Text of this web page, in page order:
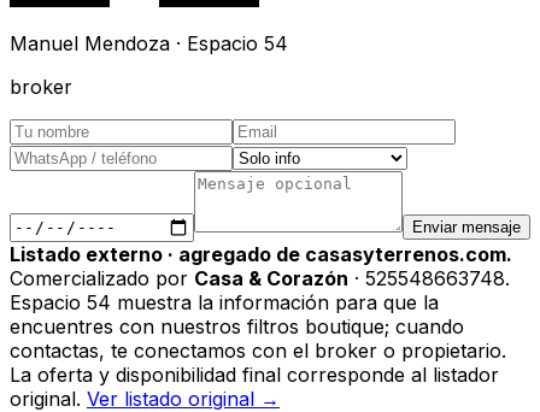
Manuel Mendoza · Espacio 54
broker
Enviar mensaje
Listado externo · agregado de casasyterrenos.com.
Comercializado por Casa & Corazón · 525548663748.
Espacio 54 muestra la información para que la
encuentres con nuestros filtros boutique; cuando
contactas, te conectamos con el broker o propietario.
La oferta y disponibilidad final corresponde al listador
original. Ver listado original →